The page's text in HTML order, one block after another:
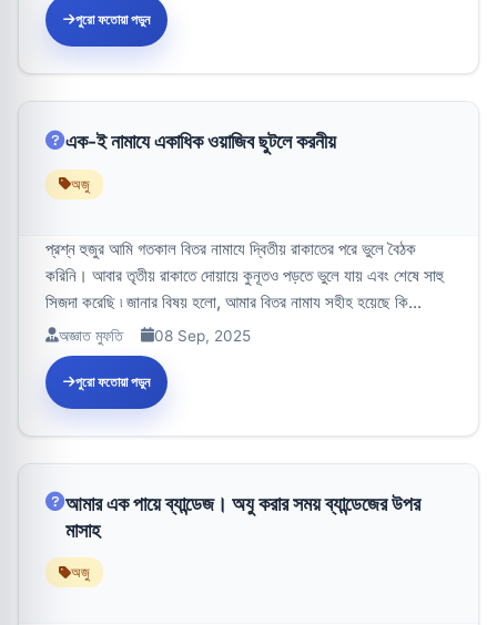
পুরো ফতোয়া পড়ুন
এক-ই নামাযে একাধিক ওয়াজিব ছুটলে করনীয়
অজু
প্রশ্ন হুজুর আমি গতকাল বিতর নামাযে দ্বিতীয় রাকাতের পরে ভুলে বৈঠক
করিনি। আবার তৃতীয় রাকাতে দোয়ায়ে কুনূতও পড়তে ভুলে যায় এবং শেষে সাহু
সিজদা করেছি ৷ জানার বিষয় হলো, আমার বিতর নামায সহীহ হয়েছে কি...
অজ্ঞাত মুফতি 08 Sep, 2025
পুরো ফতোয়া পড়ুন
আমার এক পায়ে ব্যান্ডেজ। অযু করার সময় ব্যান্ডেজের উপর
মাসাহ
অজু